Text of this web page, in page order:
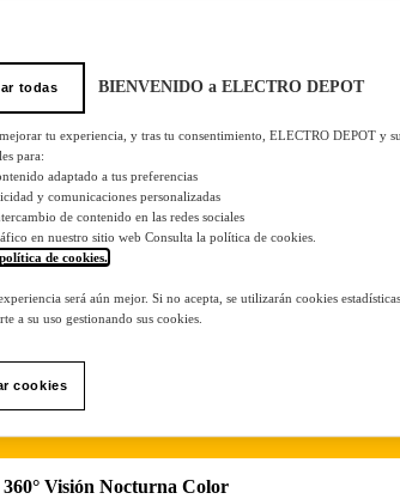
Visión Nocturna Color
todas BIENVENIDO a ELECTRO DEPOT
tu experiencia, y tras tu consentimiento, ELECTRO DEPOT y
para:
adaptado a tus preferencias
y comunicaciones personalizadas
de contenido en las redes sociales
en nuestro sitio web Consulta la política de cookies.
de cookies.
será aún mejor. Si no acepta, se utilizarán cookies
a su uso gestionando sus cookies.
cookies